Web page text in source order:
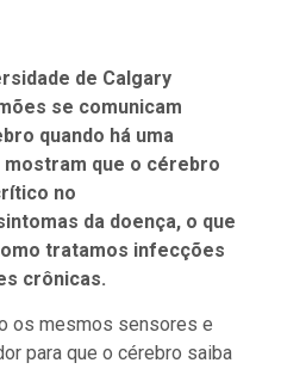
de Calgary
se comunicam
quando há uma
que o cérebro
no
da doença, o que
tratamos infecções
crônicas.
os mesmos sensores e
para que o cérebro saiba